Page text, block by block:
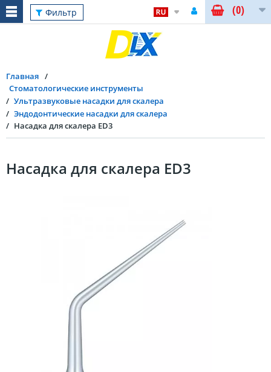
Фильтр (0)
Главная
Стоматологические инструменты
Ультразвуковые насадки для скалера
Эндодонтические насадки для скалера
Насадка для скалера ED3
Насадка для скалера ED3